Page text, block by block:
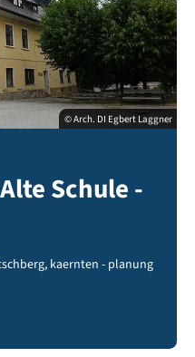
© Arch. DI Egbert Laggner
Schule -
kaernten - planung